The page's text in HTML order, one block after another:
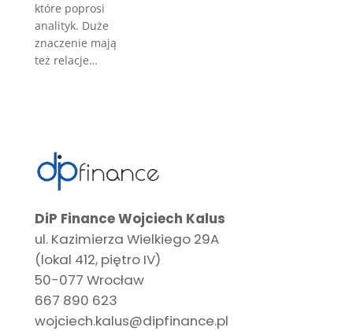
które poprosi
analityk. Duże
znaczenie mają
też relacje…
DiP Finance Wojciech Kalus
ul. Kazimierza Wielkiego 29A
(lokal 412, piętro IV)
50-077 Wrocław
667 890 623
wojciech.kalus@dipfinance.pl